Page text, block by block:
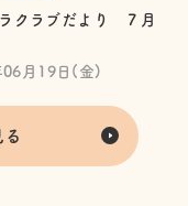
クラブだより ７月
06月19日(金)